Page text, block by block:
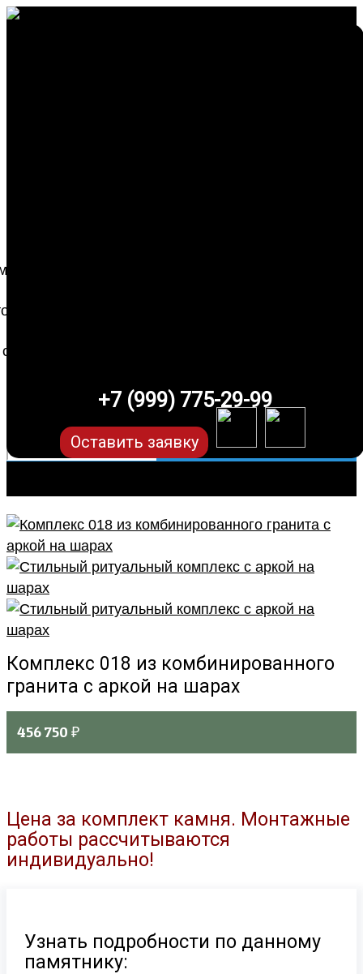
+7 (999) 775-29-99
Оставить заявку
Комплекс 018 из комбинированного
гранита с аркой на шарах
456 750 ₽
Цена за комплект камня. Монтажные
работы рассчитываются
индивидуально!
Узнать подробности по данному
памятнику: